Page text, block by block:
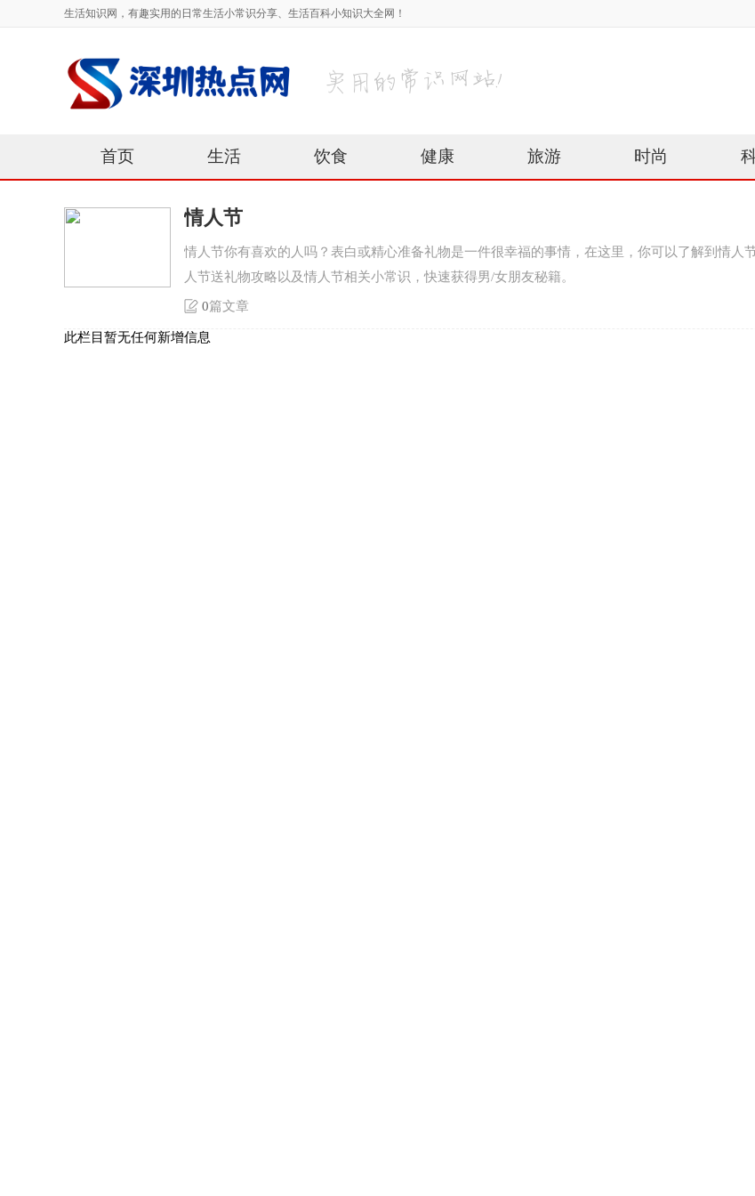
生活知识网，有趣实用的日常生活小常识分享、生活百科小知识大全网！
首页 生活 饮食 健康 旅游 时尚
情人节
情人节你有喜欢的人吗？表白或精心准备礼物是一件很幸福的事情，在这里，你可以了解到情人
人节送礼物攻略以及情人节相关小常识，快速获得男/女朋友秘籍。
0篇文章
此栏目暂无任何新增信息